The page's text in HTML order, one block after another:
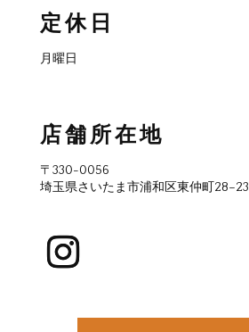
定休日
月曜日
店舗所在地
〒330-0056
埼玉県さいたま市浦和区東仲町28−23